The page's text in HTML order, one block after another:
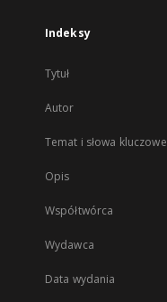
Indeksy
Tytuł
Autor
Temat i słowa kluczowe
Opis
Współtwórca
Wydawca
Data wydania